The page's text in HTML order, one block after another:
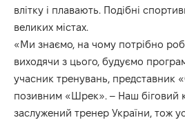
влітку і плавають. Подібні
великих містах.
«Ми знаємо, на чому потрібно
виходячи з цього, будуємо
учасник тренувань, представник
позивним «Шрек». – Наш біговий
заслужений тренер України, тож